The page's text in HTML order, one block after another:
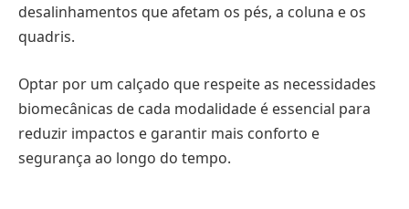
desalinhamentos que afetam os pés, a coluna e os
quadris.
Optar por um calçado que respeite as necessidades
biomecânicas de cada modalidade é essencial para
reduzir impactos e garantir mais conforto e
segurança ao longo do tempo.